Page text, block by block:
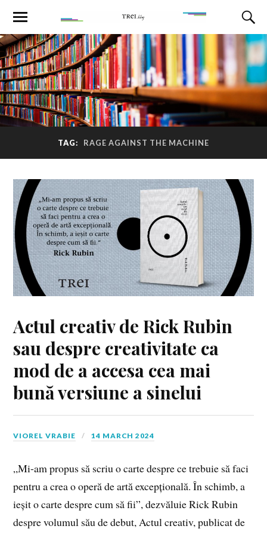
TAG: RAGE AGAINST THE MACHINE
Actul creativ de Rick Rubin
sau despre creativitate ca
mod de a accesa cea mai
bună versiune a sinelui
VIOREL VRABIE 14 MARCH 2024
„Mi-am propus să scriu o carte despre ce trebuie să faci
pentru a crea o operă de artă excepțională. În schimb, a
ieșit o carte despre cum să fii”, dezvăluie Rick Rubin
despre volumul său de debut, Actul creativ, publicat de